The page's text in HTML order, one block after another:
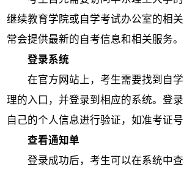
继续教育学院或自学考试办公室的相
常会提供最新的自考信息和相关服务。
登录系统
在官方网站上，考生需要找到自学
理的入口，并登录到相应的系统。登
自己的个人信息进行验证，如准考证号
查看通知单
登录成功后，考生可以在系统中查